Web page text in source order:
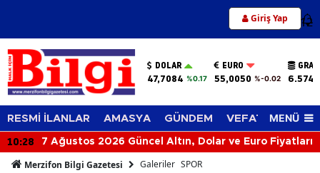
Giriş Yap 12
DOLAR
47,7084 %0.17
EURO
55,0050 %-0.02
RESMİ İLANLAR AMASYA GÜNDEM VEFAT EDENLER
MENÜ
10:28 7 Ağustos 2026 Güncel Altın, Dolar ve Euro Fiyatları
Merzifon Bilgi Gazetesi Galeriler SPOR